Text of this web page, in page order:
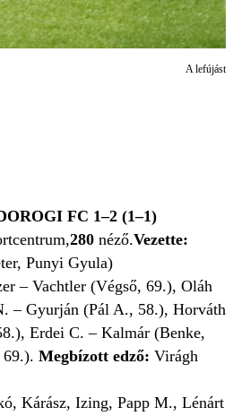
A lefújást
FC 1–2 (1–1)
280 néző.Vezette:
Punyi Gyula)
– Vachtler (Végső, 69.), Oláh
– Gyurján (Pál A., 58.), Horváth
Erdei C. – Kalmár (Benke,
Megbízott edző: Virágh
Kárász, Izing, Papp M., Lénárt